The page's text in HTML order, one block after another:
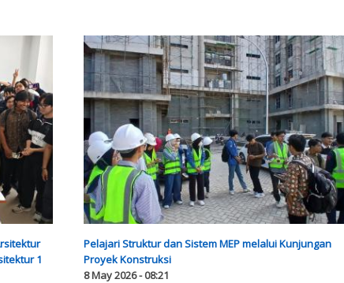
1
Pelajari Struktur dan Sistem MEP melalui Kunjungan
Proyek Konstruksi
8 May 2026 - 08:21